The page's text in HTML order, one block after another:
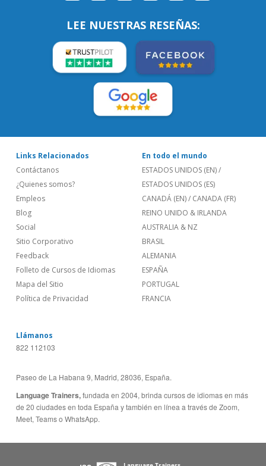
LEE NUESTRAS RESEÑAS:
Links Relacionados
Contáctanos
¿Quienes somos?
Empleos
Blog
Social
Sitio Corporativo
Feedback
Folleto de Cursos de Idiomas
Mapa del Sitio
Política de Privacidad
En todo el mundo
ESTADOS UNIDOS (EN)/
ESTADOS UNIDOS (ES)
CANADÁ (EN)/ CANADA (FR)
REINO UNIDO & IRLANDA
AUSTRALIA & NZ
BRASIL
ALEMANIA
ESPAÑA
PORTUGAL
FRANCIA
Llámanos
822 112103
Paseo de La Habana 9, Madrid, 28036, España.
Language Trainers,fundada en 2004, brinda cursos de idiomas en más
de 20 ciudades en toda España y también en línea a través de Zoom,
Meet, Teams o WhatsApp.